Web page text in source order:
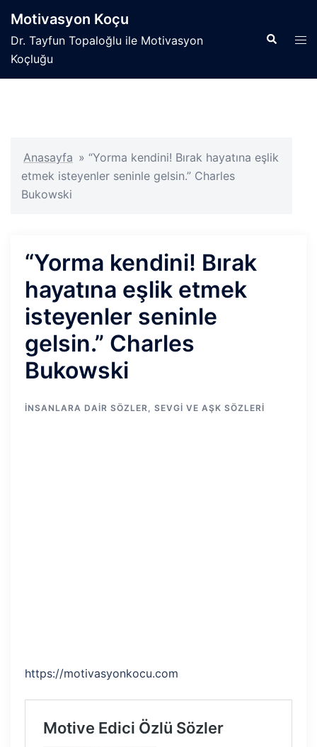
atlaMotivasyon Koçu
Dr. Tayfun Topaloğlu ile Motivasyon
Koçluğu
Search
Anasayfa » “Yorma kendini! Bırak hayatına eşlik
etmek isteyenler seninle gelsin.” Charles
Bukowski
“Yorma kendini! Bırak
hayatına eşlik etmek
isteyenler seninle
gelsin.” Charles
Bukowski
İNSANLARA DAIR SÖZLER, SEVGI VE AŞK SÖZLERI
https://motivasyonkocu.com